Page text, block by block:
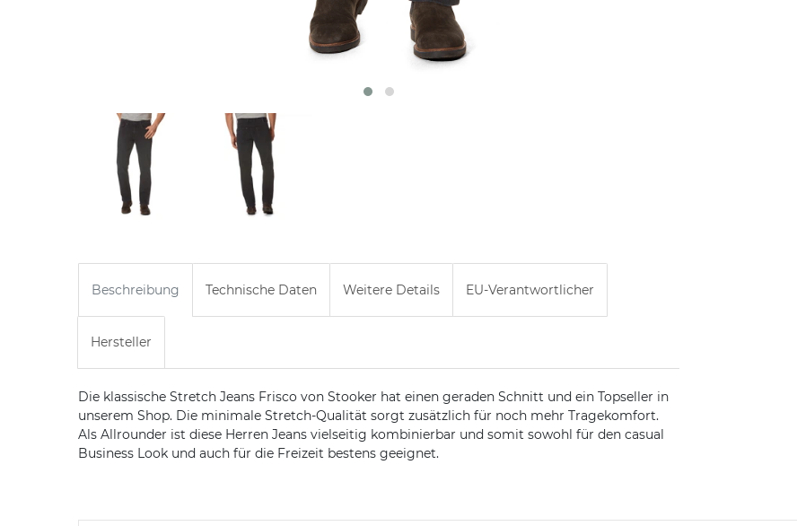
Beschreibung Technische Daten Weitere Details EU-Verantwortlicher
Hersteller
Die klassische Stretch Jeans Frisco von Stooker hat einen geraden Schnitt und ein Topseller in
unserem Shop. Die minimale Stretch-Qualität sorgt zusätzlich für noch mehr Tragekomfort.
Als Allrounder ist diese Herren Jeans vielseitig kombinierbar und somit sowohl für den casual
Business Look und auch für die Freizeit bestens geeignet.